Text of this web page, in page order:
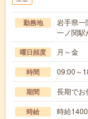
勤務地
岩手県一
一ノ関駅
曜日頻度 月～金
時間 09:00～
期間 長期でお
時給 時給